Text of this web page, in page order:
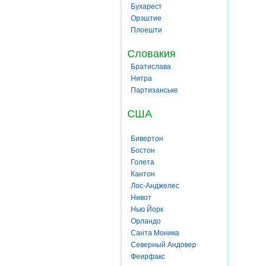
Бухарест
Орэштие
Плоешти
Словакия
Братислава
Нитра
Партизанське
США
Бивертон
Бостон
Голета
Кантон
Лос-Анджелес
Нивот
Нью Йорк
Орландо
Санта Моника
Северный Андовер
Феирфакс